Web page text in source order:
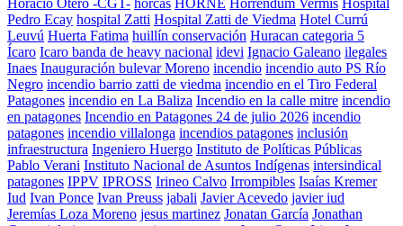
Horacio Otero -CGT- horcas HORNE Horrendum Vermis Hospital
Pedro Ecay hospital Zatti Hospital Zatti de Viedma Hotel Currú
Leuvú Huerta Fatima huillín conservación Huracan categoria 5
Ícaro Icaro banda de heavy nacional idevi Ignacio Galeano ilegales
Inaes Inauguración bulevar Moreno incendio incendio auto PS Río
Negro incendio barrio zatti de viedma incendio en el Tiro Federal
Patagones incendio en La Baliza Incendio en la calle mitre incendio
en patagones Incendio en Patagones 24 de julio 2026 incendio
patagones incendio villalonga incendios patagones inclusión
infraestructura Ingeniero Huergo Instituto de Políticas Públicas
Pablo Verani Instituto Nacional de Asuntos Indígenas intersindical
patagones IPPV IPROSS Irineo Calvo Irrompibles Isaías Kremer
Iud Ivan Ponce Ivan Preuss jabali Javier Acevedo javier iud
Jeremías Loza Moreno jesus martinez Jonatan García Jonathan